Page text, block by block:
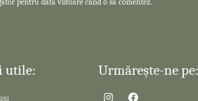
pentru data viitoare când o să comentez.
utile: Urmărește-ne pe: